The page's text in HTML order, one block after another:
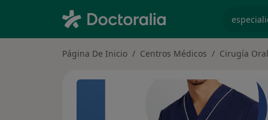
Página De Inicio Centros Médicos Cirugía